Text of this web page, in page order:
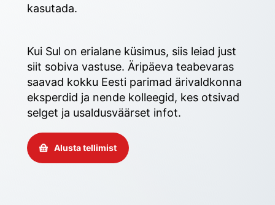
kasutada.
Kui Sul on erialane küsimus, siis leiad just
siit sobiva vastuse. Äripäeva teabevaras
saavad kokku Eesti parimad ärivaldkonna
eksperdid ja nende kolleegid, kes otsivad
selget ja usaldusväärset infot.
Alusta tellimist